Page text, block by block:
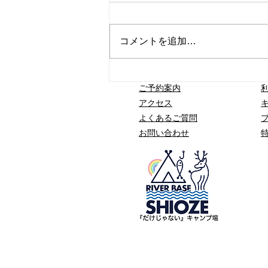
今年も販売スタート！
コメントを追加…
ご予約案内
アクセス
よくあるご質問
​お問い合わせ